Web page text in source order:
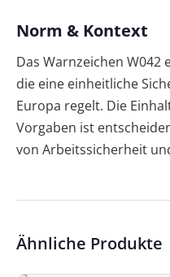
Norm & Kontext
Das Warnzeichen W042
die eine einheitliche
Europa regelt. Die
Vorgaben ist
von Arbeitssicherheit
Ähnliche Produkte